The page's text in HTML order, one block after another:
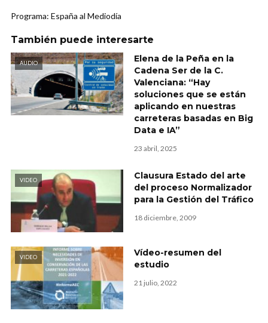
Programa: España al Mediodía
También puede interesarte
AUDIO
Elena de la Peña en la
Cadena Ser de la C.
Valenciana: “Hay
soluciones que se están
aplicando en nuestras
carreteras basadas en Big
Data e IA”
23 abril, 2025
VIDEO
Clausura Estado del arte
del proceso Normalizador
para la Gestión del Tráfico
18 diciembre, 2009
VIDEO
Vídeo-resumen del
estudio
21 julio, 2022